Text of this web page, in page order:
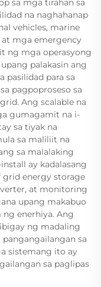
sa mga tirahan sa
na naghahanap
vehicles, marine
mga emergency
ng mga operasyong
palakasin ang
pasilidad para sa
pagpoproseso sa
Ang scalable na
gumagamit na i-
sa tiyak na
sa maliliit na
sa malalaking
ay kadalasang
grid energy storage
at monitoring
upang makabuo
enerhiya. Ang
ng madaling
sa
sistemang ito ay
sa paglipas